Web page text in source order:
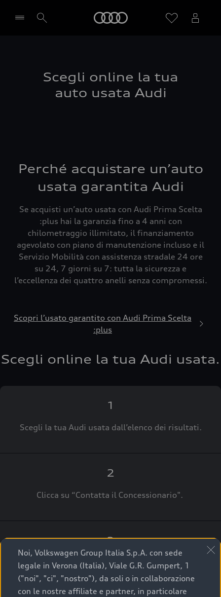
Scegli online la tua
auto usata Audi
Perché acquistare un’auto
usata garantita Audi
Se acquisti un’auto usata con Audi Prima Scelta
:plus hai la garanzia fino a 4 anni con
chilometraggio illimitato, il finanziamento
agevolato con piano di manutenzione incluso e il
Servizio Mobilità con assistenza stradale 24 ore
su 24, 7 giorni su 7: tutta la sicurezza e
l’eccellenza dei quattro anelli senza compromessi.
Scopri l’usato garantito con Audi Prima Scelta
:plus
Scegli online la tua Audi usata.
1
Scegli la tua Audi usata dall’elenco dei risultati.
2
Clicca su “Contatta il Concessionario".
3
A breve verrai ricontattato dal Customer Care
Audi Center o direttamente dal Concessionario
che ti supporterà per finalizzare la tua richiesta.
Noi, Volkswagen Group Italia S.p.A. con sede
legale in Verona (Italia), Viale G.R. Gumpert, 1
("noi", "ci", "nostro"), da soli o in collaborazione
con le nostre affiliate e partner, in particolare